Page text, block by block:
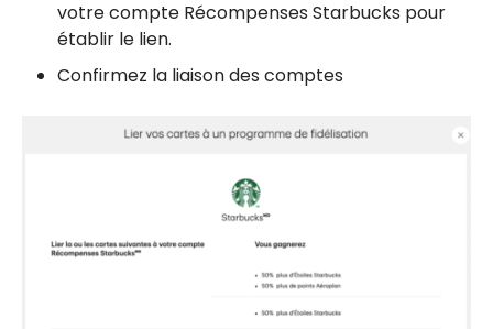
votre compte Récompenses Starbucks pour
établir le lien.
Confirmez la liaison des comptes